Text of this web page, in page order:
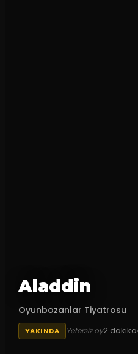
Aladdin
Oyunbozanlar Tiyatrosu
YAKINDA Yetersiz oy2 dakika